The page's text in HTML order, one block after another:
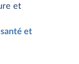
et
et